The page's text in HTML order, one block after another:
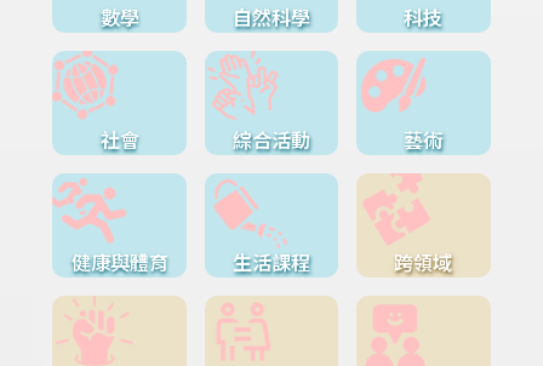
數學 自然科學 科技
社會 綜合活動 藝術
健康與體育 生活課程 跨領域